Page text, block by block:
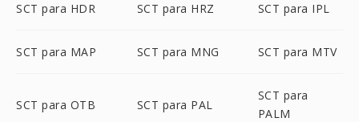
SCT para HDR SCT para HRZ SCT para IPL
SCT para MAP SCT para MNG SCT para MTV
SCT para OTB SCT para PAL
SCT para
PALM